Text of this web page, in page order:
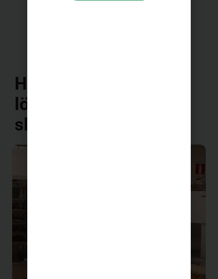
Hitta den bästa
lösningen för just din
skola​